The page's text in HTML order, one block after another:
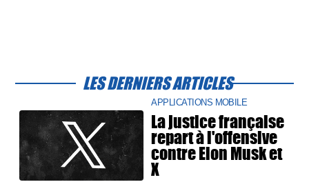
LES DERNIERS ARTICLES
APPLICATIONS MOBILE
La justice française
repart à l'offensive
contre Elon Musk et
X